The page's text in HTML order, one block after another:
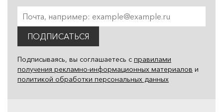
ПОДПИСАТЬСЯ
Подписываясь, вы соглашаетесь с правилами
получения рекламно-информационных материалов и
политикой обработки персональных данных